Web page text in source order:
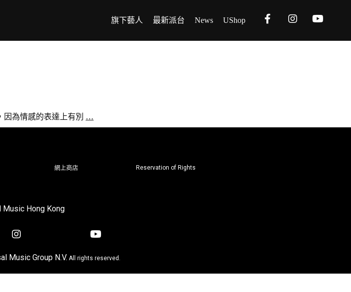
旗下藝人 最新派台 News UShop
因為情感的表達上有別 …
網上商店 Reservation of Rights
Music Hong Kong
Music Group N.V. All rights reserved.